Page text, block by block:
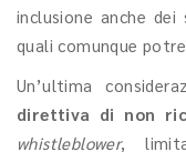
inclusione anche
quali comunque
Un’ultima
direttiva di non
whistleblower,